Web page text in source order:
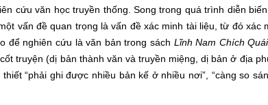
cứu văn học truyền thống. Song trong quá trình diễn
vấn đề quan trọng là vấn đề xác minh tài liệu, từ đó xác
để nghiên cứu là văn bản trong sách Lĩnh Nam Chích Quái
truyện (dị bản thành văn và truyền miệng, dị bản ở địa
“phải ghi được nhiều bản kế ở nhiều nơi”, “càng so